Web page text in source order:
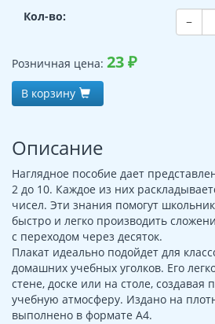
Кол-во: −
Розничная цена: 23₽
В корзину
Описание
Наглядное пособие дает
2 до 10. Каждое из них
чисел. Эти знания помогут
быстро и легко производить
с переходом через десяток.
Плакат идеально подойдет для
домашних учебных уголков. Его
стене, доске или на столе,
учебную атмосферу. Издано на
выполнено в формате А4.